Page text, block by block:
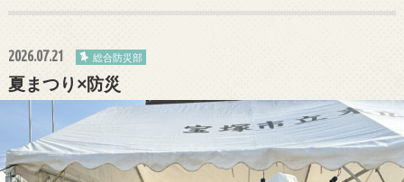
2026.07.21 総合防災部
夏まつり×防災